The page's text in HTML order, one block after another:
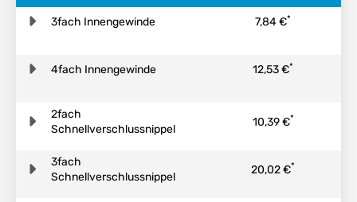
3fach Innengewinde 7,84 €*
4fach Innengewinde 12,53 €*
2fach
Schnellverschlussnippel
10,39 €*
3fach
Schnellverschlussnippel
20,02 €*